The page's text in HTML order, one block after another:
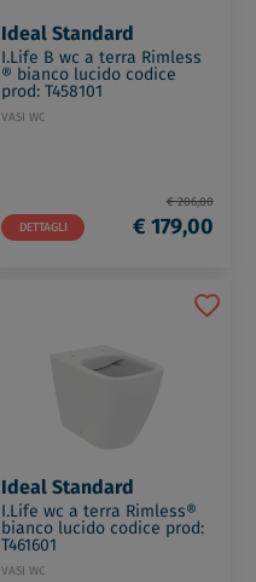
Ideal Standard
I.Life B wc a terra Rimless
® bianco lucido codice
prod: T458101
VASI WC
DETTAGLI
€ 206,00
€ 179,00
Ideal Standard
I.Life wc a terra Rimless®
bianco lucido codice prod:
T461601
VASI WC